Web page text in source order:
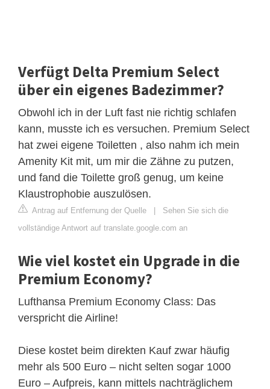
Verfügt Delta Premium Select
über ein eigenes Badezimmer?
Obwohl ich in der Luft fast nie richtig schlafen
kann, musste ich es versuchen. Premium Select
hat zwei eigene Toiletten , also nahm ich mein
Amenity Kit mit, um mir die Zähne zu putzen,
und fand die Toilette groß genug, um keine
Klaustrophobie auszulösen.
Antrag auf Entfernung der Quelle | Sehen Sie sich die
vollständige Antwort auf translate.google.com an
Wie viel kostet ein Upgrade in die
Premium Economy?
Lufthansa Premium Economy Class: Das
verspricht die Airline!
Diese kostet beim direkten Kauf zwar häufig
mehr als 500 Euro – nicht selten sogar 1000
Euro – Aufpreis, kann mittels nachträglichem